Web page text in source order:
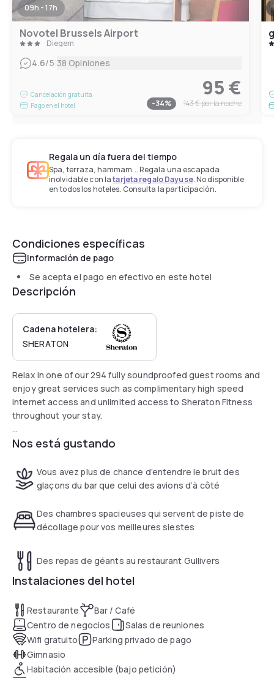
09h - 17h
Novotel Brussels Airport
Diegem
4.6/5|38 Opiniones
Cancelación gratuita
Pago en el hotel
95 €
-34% 143 €por la noche
Regala un día fuera del tiempo
Spa, terraza, hammam... Regala una escapada
inolvidable con latarjeta regalo Dayuse. No disponible
en todos los hoteles. Consulta la participación.
Condiciones específicas
Información de pago
Se acepta el pago en efectivo en este hotel
Descripción
Cadena hotelera:
SHERATON
Relax in one of our 294 fully soundproofed guest rooms and
enjoy great services such as complimentary high speed
internet access and unlimited access to Sheraton Fitness
throughout your stay.
Travel Made Easier
Sheraton Brussels Airport Hotel guarantees an effortless
travel experience.
Nos está gustando
Vous avez plus de chance d’entendre le bruit des
glaçons du bar que celui des avions d’à côté
Des chambres spacieuses qui servent de piste de
décollage pour vos meilleures siestes
Des repas de géants au restaurant Gullivers
Instalaciones del hotel
Restaurante
Bar / Café
Centro de negocios
Salas de reuniones
Wifi gratuito
Parking privado de pago
Gimnasio
Habitación accesible (bajo petición)